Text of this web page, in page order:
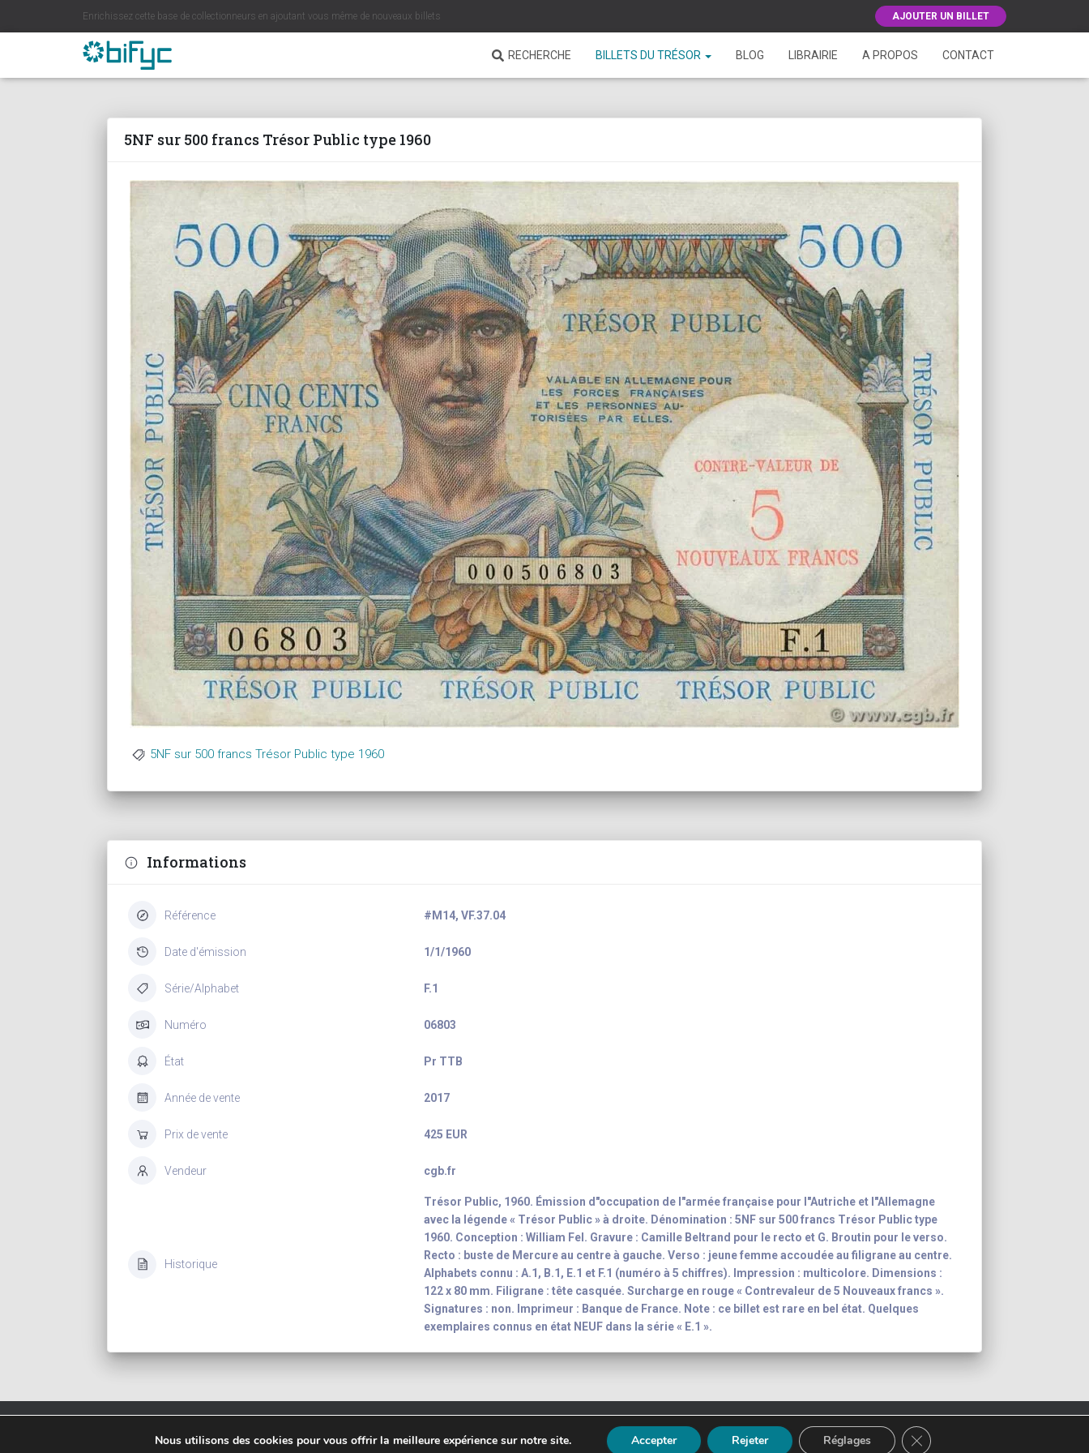
Enrichissez cette base de collectionneurs en ajoutant vous même de nouveaux billets AJOUTER UN BILLET
RECHERCHE BILLETS DU TRÉSOR BLOG LIBRAIRIE A PROPOS CONTACT
5NF sur 500 francs Trésor Public type 1960
5NF sur 500 francs Trésor Public type 1960
Informations
Référence #M14, VF.37.04
Date d'émission 1/1/1960
Série/Alphabet F.1
Numéro 06803
État Pr TTB
Année de vente 2017
Prix de vente 425 EUR
Vendeur cgb.fr
Historique
Trésor Public, 1960. Émission d"occupation de l"armée française pour l"Autriche et l"Allemagne
avec la légende « Trésor Public » à droite. Dénomination : 5NF sur 500 francs Trésor Public type
1960. Conception : William Fel. Gravure : Camille Beltrand pour le recto et G. Broutin pour le verso.
Recto : buste de Mercure au centre à gauche. Verso : jeune femme accoudée au filigrane au centre.
Alphabets connu : A.1, B.1, E.1 et F.1 (numéro à 5 chiffres). Impression : multicolore. Dimensions :
122 x 80 mm. Filigrane : tête casquée. Surcharge en rouge « Contrevaleur de 5 Nouveaux francs ».
Signatures : non. Imprimeur : Banque de France. Note : ce billet est rare en bel état. Quelques
exemplaires connus en état NEUF dans la série « E.1 ».
Copyright 2003 - 2026 Yann-Noël Hénon banknote inventory For your collection Mentions légales
Nous utilisons des cookies pour vous offrir la meilleure expérience sur notre site. Accepter Rejeter Réglages FERMER LA BANNIÈRE DES